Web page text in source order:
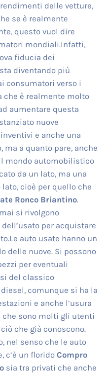
delle vetture,
se è realmente
questo vuol dire
mondiali.Infatti,
fiducia dei
diventando più
consumatori verso i
è realmente molto
aumentare questa
nuove
e anche una
ma a quanto pare, anche
mondo automobilistico
da un lato, ma una
lato, cioè per quello che
Ronco Briantino.
si rivolgono
per acquistare
auto usate hanno un
delle nuove. Si possono
per eventuali
del classico
comunque si ha la
e anche l’usura
che sono molti gli utenti
che già conoscono.
nel senso che le auto
c’è un florido Compro
sia tra privati che anche